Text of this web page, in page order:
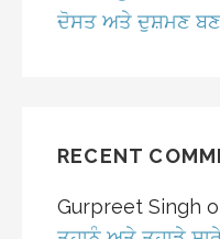
ਦੋਸਤ ਅਤੇ ਦੁਸ਼ਮਣ
RECENT
Gurpreet Singh